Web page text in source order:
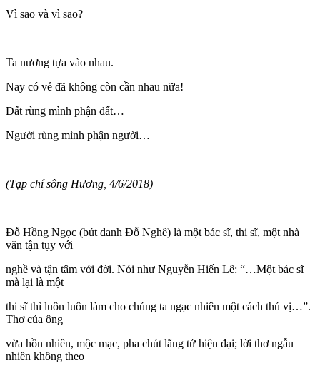
Vì sao và vì sao?
Ta nương tựa vào nhau.
Nay có vẻ đã không còn cần nhau nữa!
Đất rùng mình phận đất…
Người rùng mình phận người…
(Tạp chí sông Hương, 4/6/2018)
Đỗ Hồng Ngọc (bút danh Đỗ Nghê) là một bác sĩ, thi sĩ, một nhà
văn tận tụy với
nghề và tận tâm với đời. Nói như Nguyễn Hiến Lê: “…Một bác sĩ
mà lại là một
thi sĩ thì luôn luôn làm cho chúng ta ngạc nhiên một cách thú vị…”.
Thơ của ông
vừa hồn nhiên, mộc mạc, pha chút lãng tử hiện đại; lời thơ ngẫu
nhiên không theo